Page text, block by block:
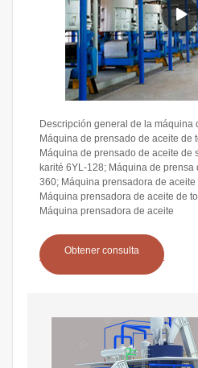
Descripción general de la máquina
Máquina de prensado de aceite de
Máquina de prensado de aceite de
karité 6YL-128; Máquina de
360; Máquina prensadora de
Máquina prensadora de aceite de
Máquina prensadora de aceite
Obtener consulta